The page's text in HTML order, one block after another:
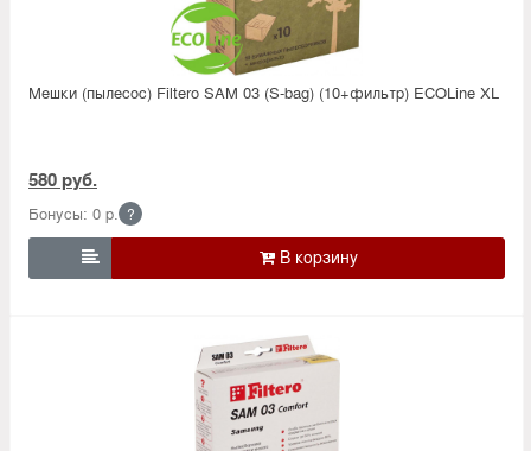
Мешки (пылесос) Filtero SAM 03 (S-bag) (10+фильтр) ECOLine XL
580 руб.
Бонусы: 0 р. ?
